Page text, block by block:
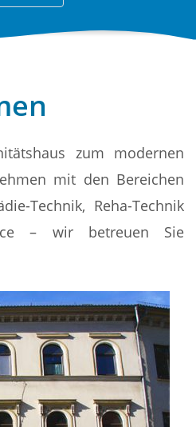
zum modernen
mit den Bereichen
Technik, Reha-Technik
– wir betreuen Sie